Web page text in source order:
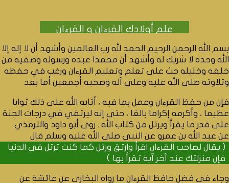
علم أولادك القرءان و القرءان
سوف يعلمهم كل شيء
بسم الله الرحمن الرحيم الحمد لله رب العالمين وأشهد أن لا إله إلا
الله وحده لا شريك له وأشهد أن محمدا عبده ورسوله وصفيه من
خلقه وخليله حث على تعلم وتعليم القرءان ورغب في حفظه
وتلاوته صلى الله عليه وعلى آله وصحبه أجمعين أما بعد
فإن من حفظ القرءان وعمل بما فيه ، أثابه الله على ذلك ثوابا
عظيما ، وأكرمه إكراما بالغا ، حتى إنه ليرتقي في درجات الجنة
على قدر ما يقرأ ويرتل من كتاب الله . روى أبو داود والترمذي
عن عبد الله بن عمرو عن النبي صلى الله عليه وسلم قال
( يقال لصاحب القرءان اقرأ وارتق ورتل كما كنت ترتل في الدنيا
فإن منزلتك عند آخر آية تقرأ بها )
وجاء في فضل حافظ القرءان ما رواه البخاري عن عائشة عن